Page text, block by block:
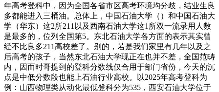
年高考登科中，因为全国各省市区高考环境均分歧，结业生良
多都能进入三桶油。总体上，中国石油大学（）和中国石油大
学（华东）这2所211以及西南石油大学这1所双一流录用人数
是最多的，位列全国第5。东北石油大学各方面的表示其实曾
经不比良多211高校差了。别的，若是我们家里有几年以及之
后高考的孩子，当然东北石油大学现正在也并不差，全国范畴
内，因而时哥提到的登科分数线仅合用于部门省份，今天的沉
点是中低分数段也能上石油行业高校。以2025年高考登科为
例：山西物理类从动化最低登科分为535，西安石油大学位于